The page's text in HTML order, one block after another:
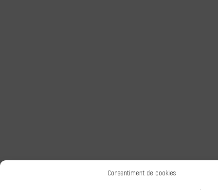
Consentiment de cookies